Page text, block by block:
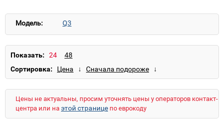
Модель: Q3
Показать:
Сортировка:
Цены не актуальны, просим уточнять цены у операторов контакт-
центра или на этой странице по еврокоду